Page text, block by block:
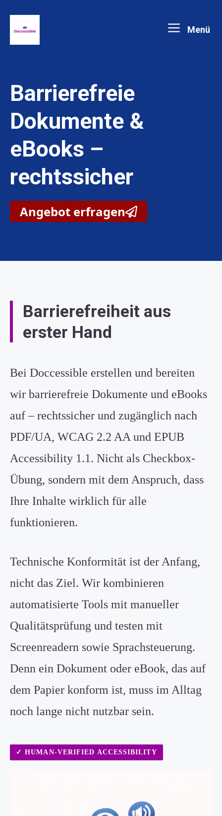
Inhalt
Menü
Barrierefreie
Dokumente &
eBooks –
rechtssicher
Angebot erfragen
Barrierefreiheit aus
erster Hand
Bei Doccessible erstellen und bereiten
wir barrierefreie Dokumente und eBooks
auf – rechtssicher und zugänglich nach
PDF/UA, WCAG 2.2 AA und EPUB
Accessibility 1.1. Nicht als Checkbox-
Übung, sondern mit dem Anspruch, dass
Ihre Inhalte wirklich für alle
funktionieren.
Technische Konformität ist der Anfang,
nicht das Ziel. Wir kombinieren
automatisierte Tools mit manueller
Qualitätsprüfung und testen mit
Screenreadern sowie Sprachsteuerung.
Denn ein Dokument oder eBook, das auf
dem Papier konform ist, muss im Alltag
noch lange nicht nutzbar sein.
✓HUMAN-VERIFIED ACCESSIBILITY